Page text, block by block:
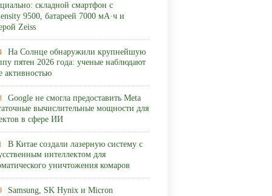
складной смартфон с
9500, батареей 7000 мА·ч и
Zeiss
На Солнце обнаружили крупнейшую
пятен 2026 года: ученые наблюдают
активностью
Google не смогла предоставить Meta
вычислительные мощности для
в сфере ИИ
В Китае создали лазерную систему с
интеллектом для
уничтожения комаров
Samsung, SK Hynix и Micron